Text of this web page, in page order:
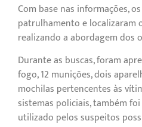
Com base nas informações,
patrulhamento e localizaram
realizando a abordagem dos
Durante as buscas, foram
fogo, 12 munições, dois
mochilas pertencentes às
sistemas policiais, também
utilizado pelos suspeitos